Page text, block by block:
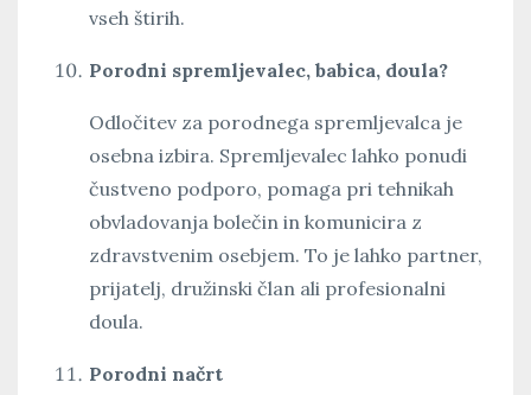
vseh štirih.
Porodni spremljevalec, babica, doula?
Odločitev za porodnega spremljevalca je
osebna izbira. Spremljevalec lahko ponudi
čustveno podporo, pomaga pri tehnikah
obvladovanja bolečin in komunicira z
zdravstvenim osebjem. To je lahko partner,
prijatelj, družinski član ali profesionalni
doula.
Porodni načrt